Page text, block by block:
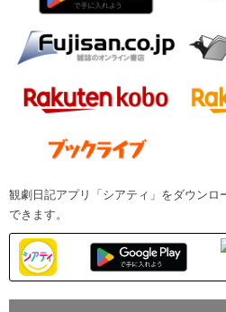
観劇日記アプリ「シアティ」をダウン
できます。